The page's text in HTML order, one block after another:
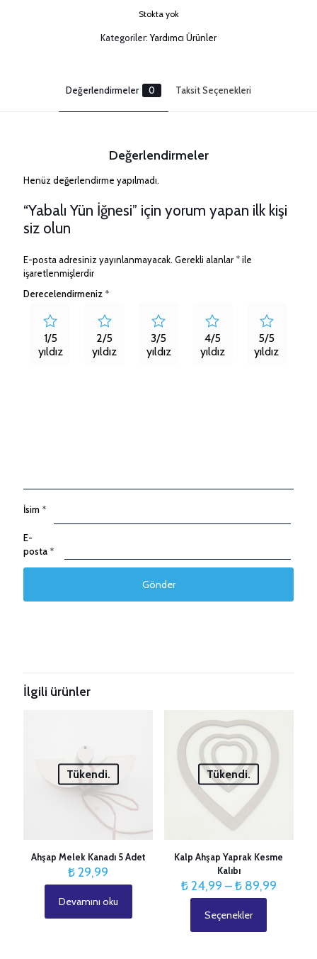
Stokta yok
Kategoriler:Yardımcı Ürünler
Değerlendirmeler 0 Taksit Seçenekleri
Değerlendirmeler
Henüz değerlendirme yapılmadı.
“Yabalı Yün İğnesi” için yorum yapan ilk kişi
siz olun
E-posta adresiniz yayınlanmayacak. Gerekli alanlar *ile
işaretlenmişlerdir
Derecelendirmeniz *
1/5
yıldız
2/5
yıldız
3/5
yıldız
4/5
yıldız
5/5
yıldız
İsim *
E-
posta *
İlgili ürünler
Tükendi.
Ahşap Melek Kanadı 5 Adet
₺29,99
Devamını oku
Tükendi.
Kalp Ahşap Yaprak Kesme
Kalıbı
₺24,99 –₺89,99Fiyat
Seçenekler
ürünün